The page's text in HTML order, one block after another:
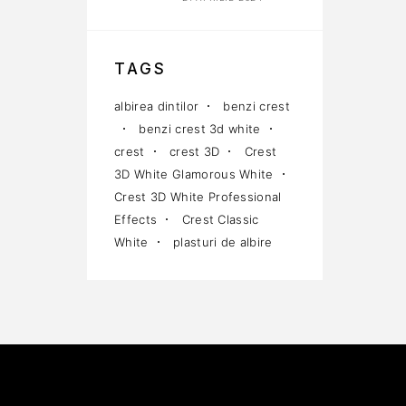
TAGS
albirea dintilor
benzi crest
benzi crest 3d white
crest
crest 3D
Crest
3D White Glamorous White
Crest 3D White Professional
Effects
Crest Classic
White
plasturi de albire